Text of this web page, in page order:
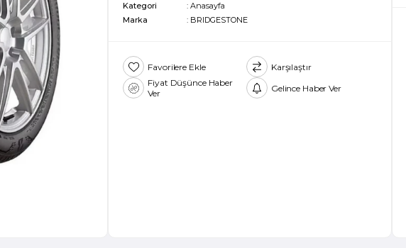
Kategori
:Anasayfa
Marka
: BRIDGESTONE
Favorilere Ekle
Karşılaştır
Fiyat Düşünce Haber
Ver
Gelince Haber Ver